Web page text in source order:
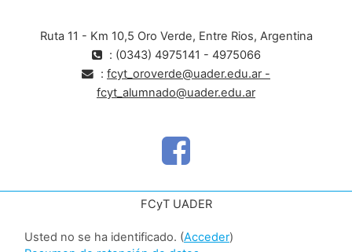
Ruta 11 - Km 10,5 Oro Verde, Entre Rios, Argentina
: (0343) 4975141 - 4975066
: fcyt_oroverde@uader.edu.ar -
fcyt_alumnado@uader.edu.ar
FCyT UADER
Usted no se ha identificado. (Acceder)